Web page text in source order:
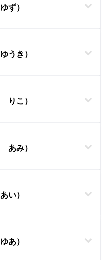
ず）
うき）
りこ）
あみ）
い）
あ）